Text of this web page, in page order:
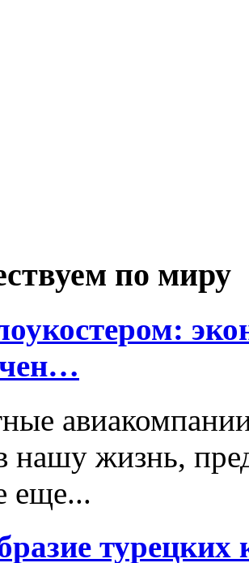
по миру
нашу жизнь,
еще...
турецких